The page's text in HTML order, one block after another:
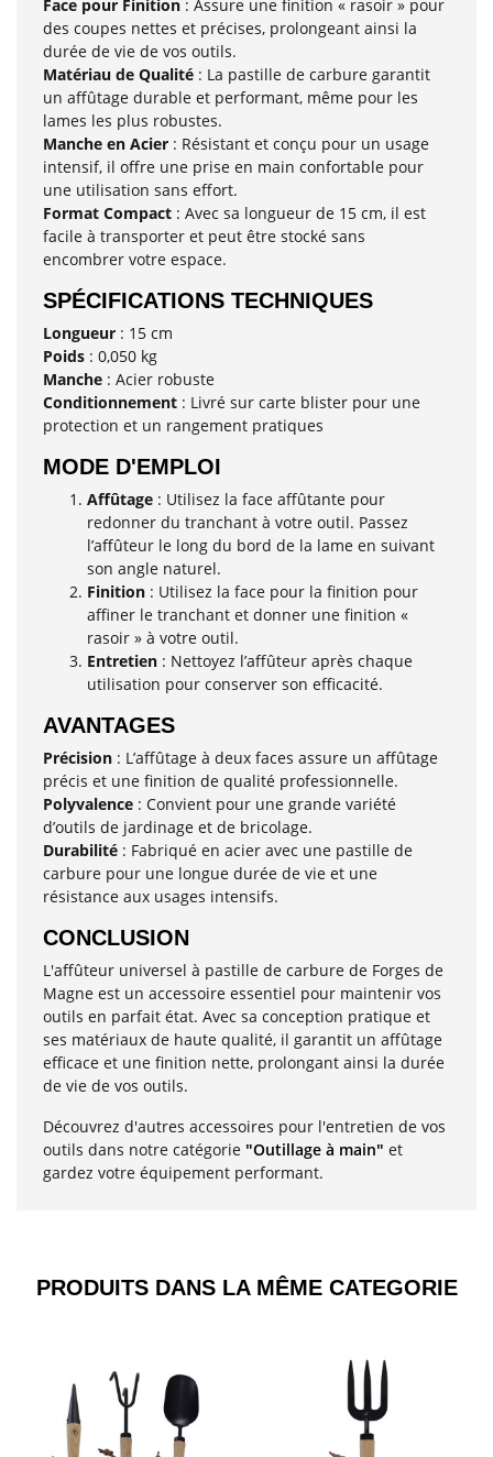
Face pour Finition : Assure une finition « rasoir » pour
des coupes nettes et précises, prolongeant ainsi la
durée de vie de vos outils.
Matériau de Qualité : La pastille de carbure garantit
un affûtage durable et performant, même pour les
lames les plus robustes.
Manche en Acier : Résistant et conçu pour un usage
intensif, il offre une prise en main confortable pour
une utilisation sans effort.
Format Compact : Avec sa longueur de 15 cm, il est
facile à transporter et peut être stocké sans
encombrer votre espace.
SPÉCIFICATIONS TECHNIQUES
Longueur : 15 cm
Poids : 0,050 kg
Manche : Acier robuste
Conditionnement : Livré sur carte blister pour une
protection et un rangement pratiques
MODE D'EMPLOI
Affûtage : Utilisez la face affûtante pour
redonner du tranchant à votre outil. Passez
l’affûteur le long du bord de la lame en suivant
son angle naturel.
Finition : Utilisez la face pour la finition pour
affiner le tranchant et donner une finition «
rasoir » à votre outil.
Entretien : Nettoyez l’affûteur après chaque
utilisation pour conserver son efficacité.
AVANTAGES
Précision : L’affûtage à deux faces assure un affûtage
précis et une finition de qualité professionnelle.
Polyvalence : Convient pour une grande variété
d’outils de jardinage et de bricolage.
Durabilité : Fabriqué en acier avec une pastille de
carbure pour une longue durée de vie et une
résistance aux usages intensifs.
CONCLUSION
L'affûteur universel à pastille de carbure de Forges de
Magne est un accessoire essentiel pour maintenir vos
outils en parfait état. Avec sa conception pratique et
ses matériaux de haute qualité, il garantit un affûtage
efficace et une finition nette, prolongant ainsi la durée
de vie de vos outils.
Découvrez d'autres accessoires pour l'entretien de vos
outils dans notre catégorie "Outillage à main" et
gardez votre équipement performant.
PRODUITS DANS LA MÊME CATEGORIE​